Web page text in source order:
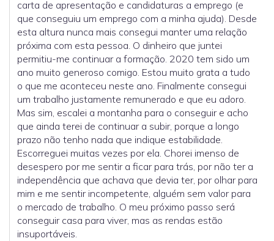
carta de apresentação e candidaturas a emprego (e
que conseguiu um emprego com a minha ajuda). Desde
esta altura nunca mais consegui manter uma relação
próxima com esta pessoa. O dinheiro que juntei
permitiu-me continuar a formação. 2020 tem sido um
ano muito generoso comigo. Estou muito grata a tudo
o que me aconteceu neste ano. Finalmente consegui
um trabalho justamente remunerado e que eu adoro.
Mas sim, escalei a montanha para o conseguir e acho
que ainda terei de continuar a subir, porque a longo
prazo não tenho nada que indique estabilidade.
Escorreguei muitas vezes por ela. Chorei imenso de
desespero por me sentir a ficar para trás, por não ter a
independência que achava que devia ter, por olhar para
mim e me sentir incompetente, alguém sem valor para
o mercado de trabalho. O meu próximo passo será
conseguir casa para viver, mas as rendas estão
insuportáveis.